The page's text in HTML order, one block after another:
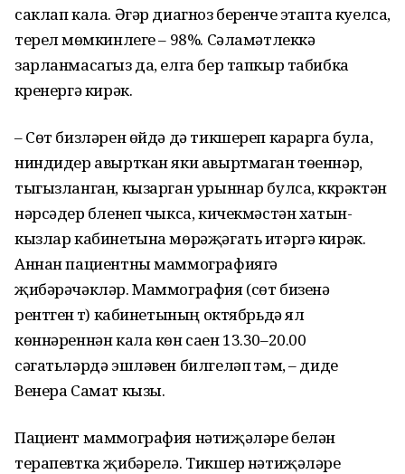
саклап кала. Әгәр диагноз беренче этапта куелса,
терелү мөмкинлеге – 98%. Сәламәтлеккә
зарланмасагыз да, елга бер тапкыр табибка
күренергә кирәк.
– Сөт бизләрен өйдә дә тикшереп карарга була,
ниндидер авырткан яки авыртмаган төеннәр,
тыгызланган, кызарган урыннар булса, күкрәктән
нәрсәдер бүленеп чыкса, кичекмәстән хатын-
кызлар кабинетына мөрәҗәгать итәргә кирәк.
Аннан пациентны маммографиягә
җибәрәчәкләр. Маммография (сөт бизенә
рентген үтү) кабинетының октябрьдә ял
көннәреннән кала көн саен 13.30–20.00
сәгатьләрдә эшләвен билгеләп үтәм, – диде
Венера Самат кызы.
Пациент маммография нәтиҗәләре белән
терапевтка җибәрелә. Тикшерү нәтиҗәләре